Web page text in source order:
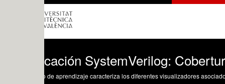
SystemVerilog: Cobertura